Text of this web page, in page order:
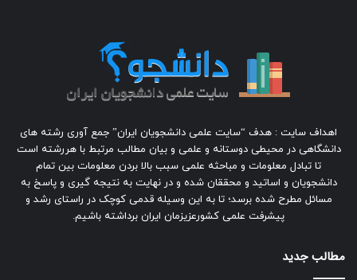
اهداف سایت : هدف “سایت علمی دانشجویان ایران” جمع آوری رشته های
دانشگاهی در محیطی دوستانه و علمی و بیان مطالب مرتبط با هررشته است
تا تبادل معلومات و مباحثه علمی سبب بالا بردن معلومات بین تمام
دانشجویان و اساتید و محققان شده و در نهایت به نتیجه گیری و پاسخ به
مسائل مطرح شده برسد؛ تا به این وسیله قدمی کوچک در راستای رشد و
پیشرفت علمی کشورعزیزمان ایران برداشته باشیم.
مطالب جدید